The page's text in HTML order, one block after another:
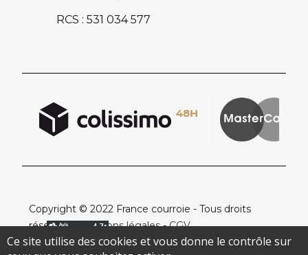
RCS : 531 034 577
Copyright © 2022 France courroie - Tous droits
réservés -
Mentions légales-CGV
Ce site utilise des cookies et vous donne le contrôle sur